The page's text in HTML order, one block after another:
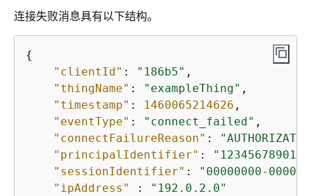
连接失败消息具有以下结构。
{
"clientId" : "186b5" ,
"thingName" : "exampleThing" ,
"timestamp" : 1460065214626 ,
"eventType" : "connect_failed" ,
"connectFailureReason" :
"principalIdentifier" :
"sessionIdentifier" :
"00000000-0000-
"ipAddress"
:
"192.0.2.0"